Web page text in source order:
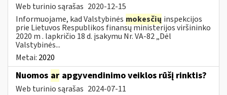
Web turinio sąrašas 2020-12-15
Informuojame, kad Valstybinės mokesčių inspekcijos
prie Lietuvos Respublikos finansų ministerijos viršininko
2020 m . lapkričio 18 d. įsakymu Nr. VA-82 „Dėl
Valstybinės...
Metai: 2020
Nuomos ar apgyvendinimo veiklos rūšį rinktis?
Web turinio sąrašas 2024-07-11